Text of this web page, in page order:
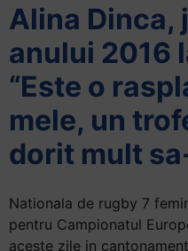
Alina Dinca,
anului 2016
“Este o
mele, un
dorit mult
Nationala de rugby 7
pentru Campionatul
aceste zile in